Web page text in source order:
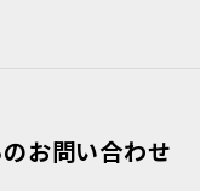
お問い合わせ